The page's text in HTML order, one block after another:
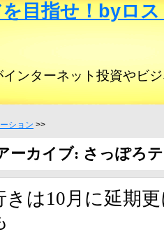
目指せ！byロ
ンターネット投資やビ
ション >>
ーカイブ: さっぽろ
きは10月に延期